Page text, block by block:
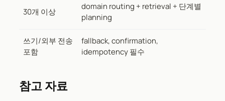
30개 이상
domain routing + retrieval + 단계별
planning
쓰기/외부 전송
포함
fallback, confirmation,
idempotency 필수
참고 자료